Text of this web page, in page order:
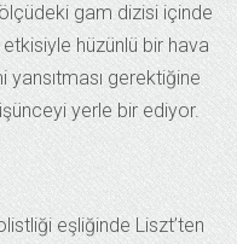
gam dizisi içinde
hüzünlü bir hava
yansıtması gerektiğine
yerle bir ediyor.
eşliğinde Liszt’ten